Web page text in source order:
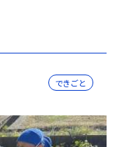
できごと